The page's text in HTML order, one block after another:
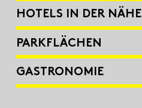
HOTELS IN DER NÄHE
PARKFLÄCHEN
GASTRONOMIE